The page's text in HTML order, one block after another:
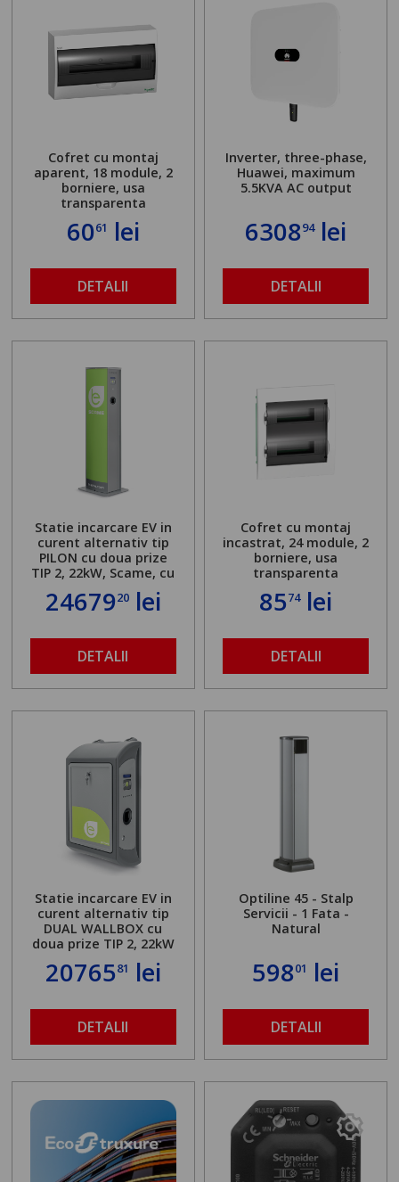
Cofret cu montaj
aparent, 18 module, 2
borniere, usa
transparenta
6061 lei
DETALII
Inverter, three-phase,
Huawei, maximum
5.5KVA AC output
630894lei
DETALII
Statie incarcare EV in
curent alternativ tip
PILON cu doua prize
TIP 2, 22kW, Scame, cu
server local
2467920lei
DETALII
Cofret cu montaj
incastrat, 24 module, 2
borniere, usa
transparenta
8574lei
DETALII
Statie incarcare EV in
curent alternativ tip
DUAL WALLBOX cu
doua prize TIP 2, 22kW
2076581 lei
DETALII
Optiline 45 - Stalp
Servicii - 1 Fata -
Natural
59801 lei
DETALII